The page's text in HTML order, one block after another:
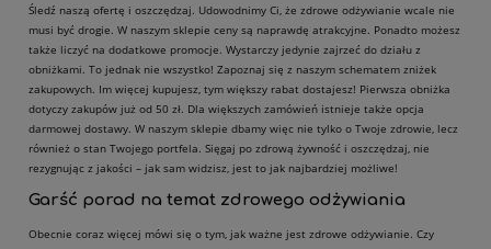
Śledź naszą ofertę i oszczędzaj. Udowodnimy Ci, że zdrowe odżywianie wcale nie
musi być drogie. W naszym sklepie ceny są naprawdę atrakcyjne. Ponadto możesz
także liczyć na dodatkowe promocje. Wystarczy jedynie zajrzeć do działu z
obniżkami. To jednak nie wszystko! Zapoznaj się z naszym schematem zniżek
zakupowych. Im więcej kupujesz, tym większy rabat dostajesz! Pierwsza obniżka
dotyczy zakupów już od 50 zł. Dla większych zamówień istnieje także opcja
darmowej dostawy. W naszym sklepie dbamy więc nie tylko o Twoje zdrowie, lecz
również o stan Twojego portfela. Sięgaj po zdrową żywność i oszczędzaj, nie
rezygnując z jakości – jak sam widzisz, jest to jak najbardziej możliwe!
Garść porad na temat zdrowego odżywiania
Obecnie coraz więcej mówi się o tym, jak ważne jest zdrowe odżywianie. Czy